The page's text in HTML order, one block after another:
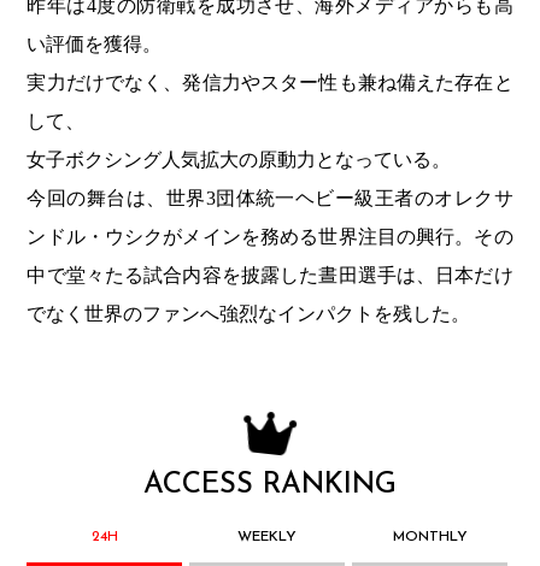
昨年は4度の防衛戦を成功させ、海外メディアからも高
い評価を獲得。
実力だけでなく、発信力やスター性も兼ね備えた存在と
して、
女子ボクシング人気拡大の原動力となっている。
今回の舞台は、世界3団体統一ヘビー級王者のオレクサ
ンドル・ウシクがメインを務める世界注目の興行。その
中で堂々たる試合内容を披露した晝田選手は、日本だけ
でなく世界のファンへ強烈なインパクトを残した。
ACCESS RANKING
24H WEEKLY MONTHLY